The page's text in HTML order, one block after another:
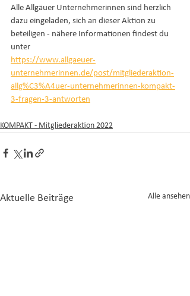
Alle Allgäuer Unternehmerinnen sind herzlich
dazu eingeladen, sich an dieser Aktion zu
beteiligen - nähere Informationen findest du
unter
https://www.allgaeuer-
unternehmerinnen.de/post/mitgliederaktion-
allg%C3%A4uer-unternehmerinnen-kompakt-
3-fragen-3-antworten
KOMPAKT - Mitgliederaktion 2022
Aktuelle Beiträge Alle ansehen